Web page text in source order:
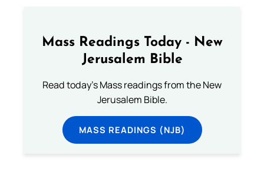
Mass Readings Today - New
Jerusalem Bible
Read today's Mass readings from the New
Jerusalem Bible.
MASS READINGS (NJB)